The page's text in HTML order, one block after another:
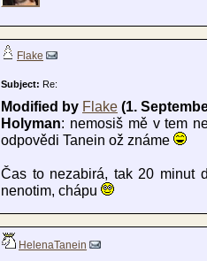
Flake
Subject: Re:
Modified by Flake (1.
Holyman: nemosiš mě v tem
odpovědi Tanein ož známe
Čas to nezabirá, tak 20 minut
nenotim, chápu
HelenaTanein